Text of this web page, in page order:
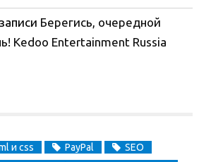
Берегись, очередной
Kedoo Entertainment Russia
и css PayPal
SEO